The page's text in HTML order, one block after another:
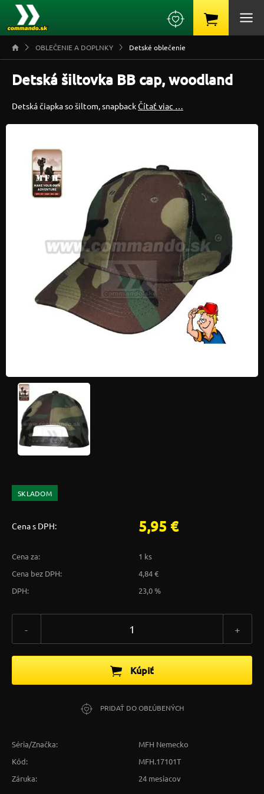
OBLEČENIE A DOPLNKY Detské oblečenie
Detská šiltovka BB cap, woodland
Detská čiapka so šiltom, snapbackČítať viac …
SKLADOM
Cena s DPH: 5,95 €
Cena za:
1 ks
Cena bez DPH:
4,84 €
DPH:
23,0 %
- +
Kúpiť
PRIDAŤ DO OBĽÚBENÝCH
Séria/Značka:
MFH Nemecko
Kód:
MFH.17101T
Záruka:
24 mesiacov